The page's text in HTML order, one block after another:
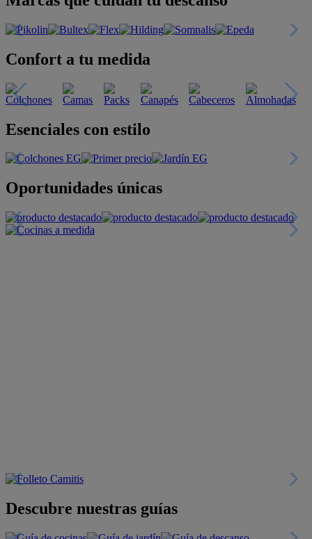
Confort a tu medida
Esenciales con estilo
Oportunidades únicas
Descubre nuestras guías